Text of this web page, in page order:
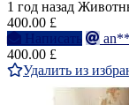
1 год назад
400.00 £
Написать
400.00 £
Удалить из